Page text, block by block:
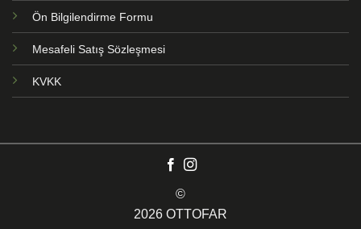
Ön Bilgilendirme Formu
Mesafeli Satış Sözleşmesi
KVKK
©
2026 OTTOFAR